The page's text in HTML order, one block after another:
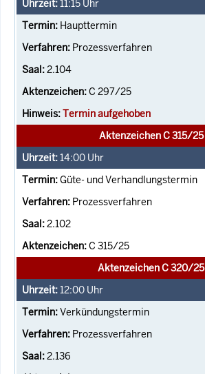
11:15 Uhr
Haupttermin
Prozessverfahren
2.104
C 297/25
Termin aufgehoben
Aktenzeichen C 315/25
14:00 Uhr
Güte- und Verhandlungstermin
Prozessverfahren
2.102
C 315/25
Aktenzeichen C 320/25
12:00 Uhr
Verkündungstermin
Prozessverfahren
2.136